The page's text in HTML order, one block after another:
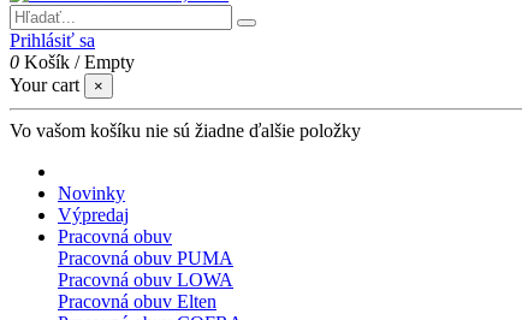
Prihlásiť sa
0 Košík /Empty
Your cart
×
Vo vašom košíku nie sú žiadne ďalšie položky
Novinky
Výpredaj
Pracovná obuv
Pracovná obuv PUMA
Pracovná obuv LOWA
Pracovná obuv Elten